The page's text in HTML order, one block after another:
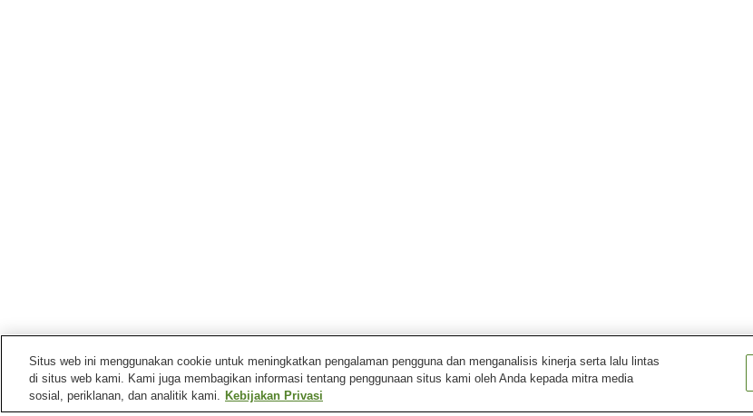
Kota Nankoku
Situs web ini menggunakan cookie untuk meningkatkan pengalaman pengguna dan menganalisis kinerja serta lalu lintas
di situs web kami. Kami juga membagikan informasi tentang penggunaan situs kami oleh Anda kepada mitra media
sosial, periklanan, dan analitik kami. Kebijakan Privasi